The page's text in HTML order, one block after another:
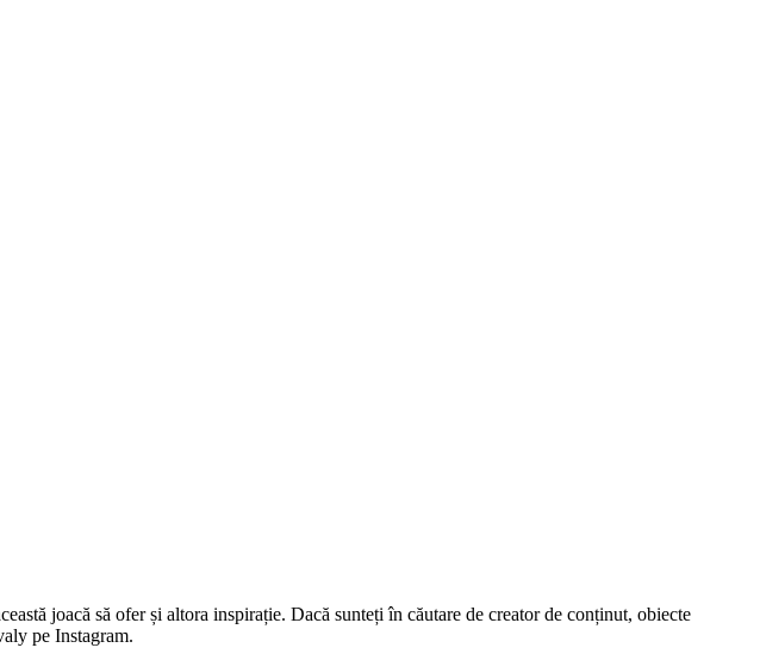
joacă să ofer și altora inspirație. Dacă sunteți în căutare de creator de conținut, obiecte
pe Instagram.